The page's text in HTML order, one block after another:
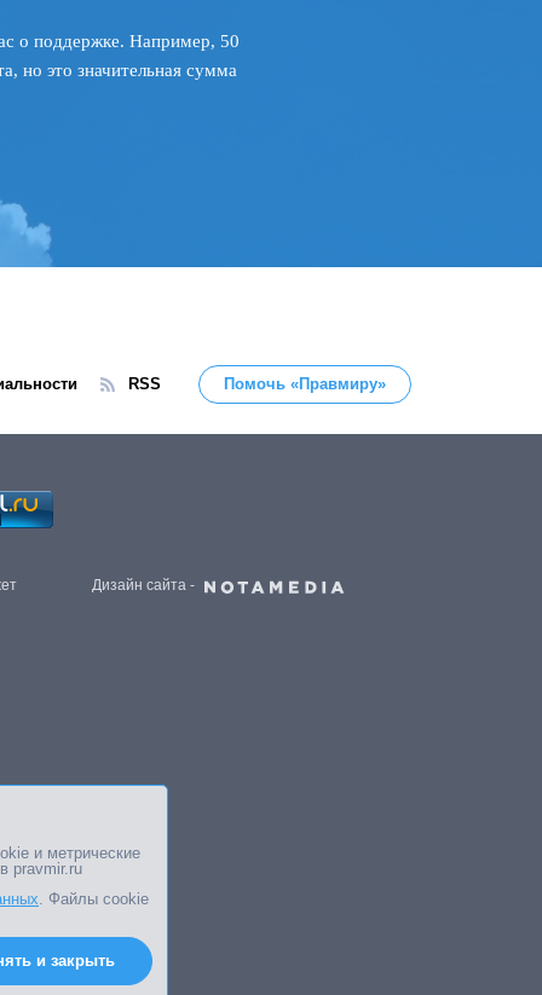
о поддержке. Например, 50
но это значительная сумма
RSS Помочь «Правмиру»
Дизайн сайта -
и метрические
в pravmir.ru
. Файлы cookie
и закрыть